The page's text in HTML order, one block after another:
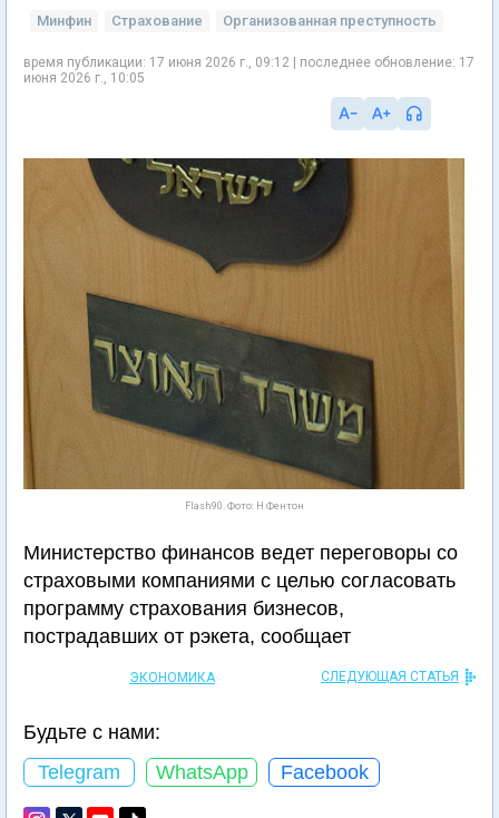
Минфин Страхование Организованная преступность
время публикации: 17 июня 2026 г., 09:12 | последнее обновление: 17
июня 2026 г., 10:05
Flash90. Фото: Н.Фентон
Министерство финансов ведет переговоры со
страховыми компаниями с целью согласовать
программу страхования бизнесов,
пострадавших от рэкета, сообщает
ЭКОНОМИКА СЛЕДУЮЩАЯ СТАТЬЯ
Будьте с нами:
Telegram
WhatsApp Facebook